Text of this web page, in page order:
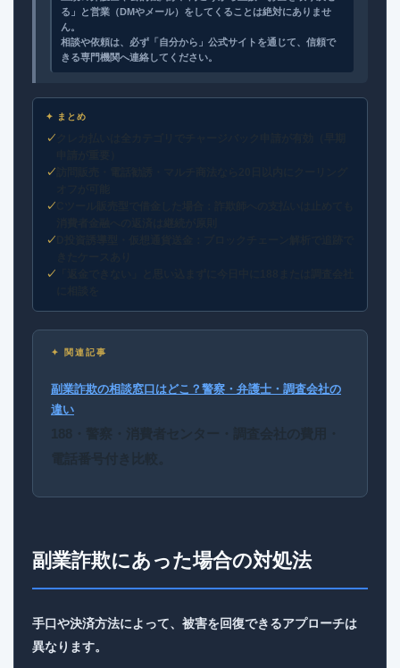
る」と営業（DMやメール）をしてくることは絶対にありませ
ん。
相談や依頼は、必ず「自分から」公式サイトを通じて、信頼で
きる専門機関へ連絡してください。
✦ まとめ
✦ 関連記事
副業詐欺の相談窓口はどこ？警察・弁護士・調査会社の
違い
副業詐欺にあった場合の対処法
手口や決済方法によって、被害を回復できるアプローチは
異なります。